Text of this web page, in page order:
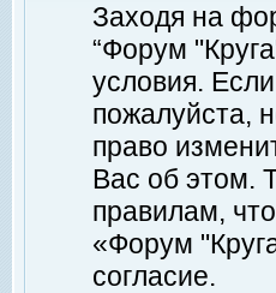
Заходя на
“Форум
условия.
пожалуйста,
право
Вас об этом.
правилам,
«Форум
согласие.